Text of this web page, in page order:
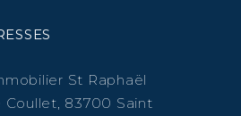
St Raphaël
Coullet, 83700 Saint